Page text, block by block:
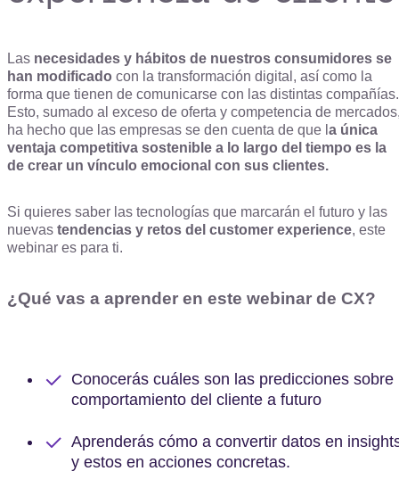
Las necesidades y hábitos de nuestros consumidores se
han modificado con la transformación digital, así como la
forma que tienen de comunicarse con las distintas compañías.
Esto, sumado al exceso de oferta y competencia de
ha hecho que las empresas se den cuenta de que l a única
ventaja competitiva sostenible a lo largo del tiempo es la
de crear un vínculo emocional con sus clientes.
Si quieres saber las tecnologías que marcarán el futuro y las
nuevas tendencias y retos del customer experience, este
webinar es para ti.
¿Qué vas a aprender en este webinar de CX?
Conocerás cuáles son las predicciones sobre
comportamiento del cliente a futuro
Aprenderás cómo a convertir datos en
y estos en acciones concretas.